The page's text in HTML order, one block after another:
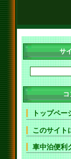
サ
コ
トップペー
このサイト
車中泊便利